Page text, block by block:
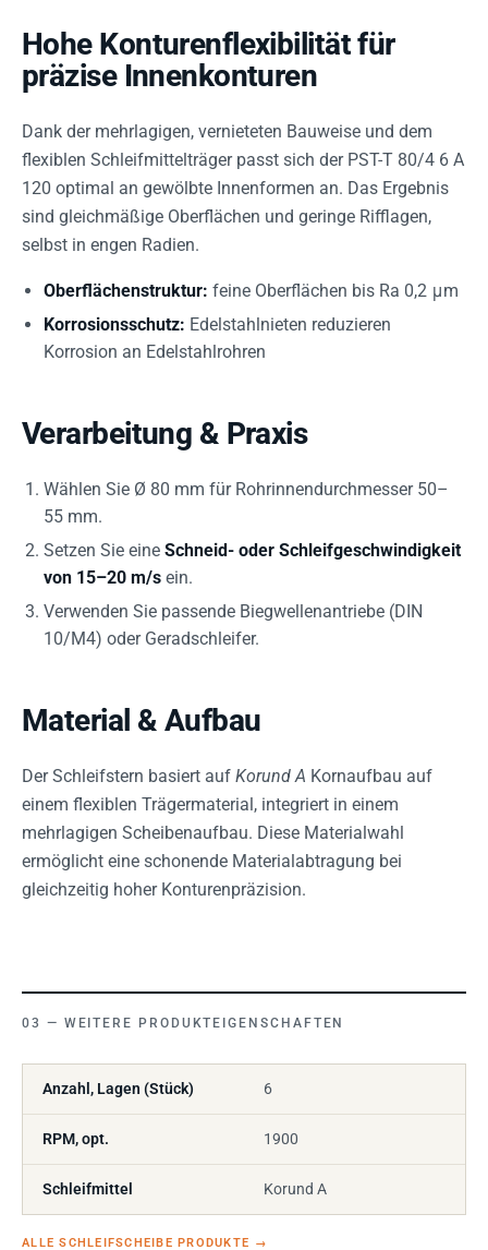
Hohe Konturenflexibilität für
präzise Innenkonturen
Dank der mehrlagigen, vernieteten Bauweise und dem
flexiblen Schleifmittelträger passt sich der PST-T 80/4 6 A
120 optimal an gewölbte Innenformen an. Das Ergebnis
sind gleichmäßige Oberflächen und geringe Rifflagen,
selbst in engen Radien.
Oberflächenstruktur: feine Oberflächen bis Ra 0,2 μm
Korrosionsschutz: Edelstahlnieten reduzieren
Korrosion an Edelstahlrohren
Verarbeitung & Praxis
Wählen Sie Ø 80 mm für Rohrinnendurchmesser 50–
55 mm.
Setzen Sie eine Schneid- oder Schleifgeschwindigkeit
von 15–20 m/s ein.
Verwenden Sie passende Biegwellenantriebe (DIN
10/M4) oder Geradschleifer.
Material & Aufbau
Der Schleifstern basiert auf Korund A Kornaufbau auf
einem flexiblen Trägermaterial, integriert in einem
mehrlagigen Scheibenaufbau. Diese Materialwahl
ermöglicht eine schonende Materialabtragung bei
gleichzeitig hoher Konturenpräzision.
WEITERE PRODUKTEIGENSCHAFTEN
Anzahl, Lagen (Stück) 6
RPM, opt. 1900
Schleifmittel Korund A
ALLE SCHLEIFSCHEIBE PRODUKTE →